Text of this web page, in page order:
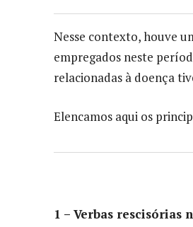
Nesse contexto, houve
empregados neste
relacionadas à doença
Elencamos aqui os
1 – Verbas rescisórias